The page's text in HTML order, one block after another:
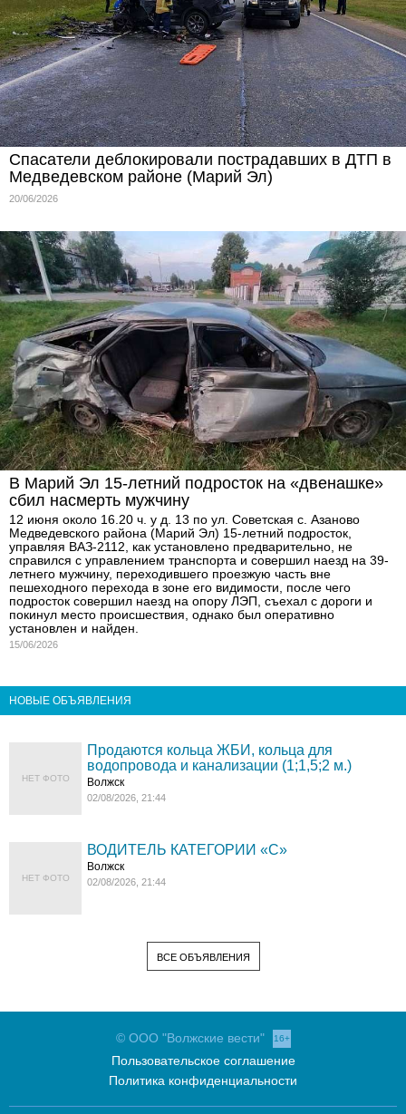
Спасатели деблокировали пострадавших в ДТП в
Медведевском районе (Марий Эл)
20/06/2026
В Марий Эл 15-летний подросток на «двенашке»
сбил насмерть мужчину
12 июня около 16.20 ч. у д. 13 по ул. Советская с. Азаново
Медведевского района (Марий Эл) 15-летний подросток,
управляя ВАЗ-2112, как установлено предварительно, не
справился с управлением транспорта и совершил наезд на 39-
летнего мужчину, переходившего проезжую часть вне
пешеходного перехода в зоне его видимости, после чего
подросток совершил наезд на опору ЛЭП, съехал с дороги и
покинул место происшествия, однако был оперативно
установлен и найден.
15/06/2026
НОВЫЕ ОБЪЯВЛЕНИЯ
НЕТ ФОТО
Продаются кольца ЖБИ, кольца для
водопровода и канализации (1;1,5;2 м.)
Волжск
02/08/2026, 21:44
НЕТ ФОТО
ВОДИТЕЛЬ КАТЕГОРИИ «C»
Волжск
02/08/2026, 21:44
ВСЕ ОБЪЯВЛЕНИЯ
© ООО "Волжские вести" 16+
Пользовательское соглашение
Политика конфиденциальности